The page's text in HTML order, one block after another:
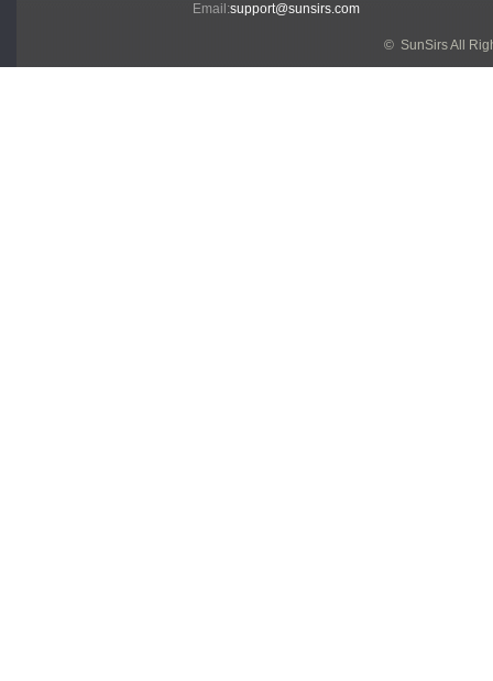
Email:support@sunsirs.com
© SunSirs All